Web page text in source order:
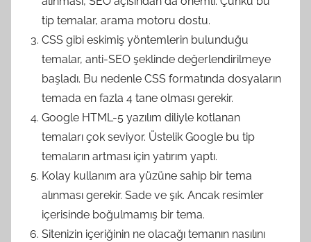
tip temalar, arama motoru dostu.
CSS gibi eskimiş yöntemlerin bulunduğu
temalar, anti-SEO şeklinde değerlendirilmeye
başladı. Bu nedenle CSS formatında dosyaların
temada en fazla 4 tane olması gerekir.
Google HTML-5 yazılım diliyle kotlanan
temaları çok seviyor. Üstelik Google bu tip
temaların artması için yatırım yaptı.
Kolay kullanım ara yüzüne sahip bir tema
alınması gerekir. Sade ve şık. Ancak resimler
içerisinde boğulmamış bir tema.
Sitenizin içeriğinin ne olacağı temanın nasılını